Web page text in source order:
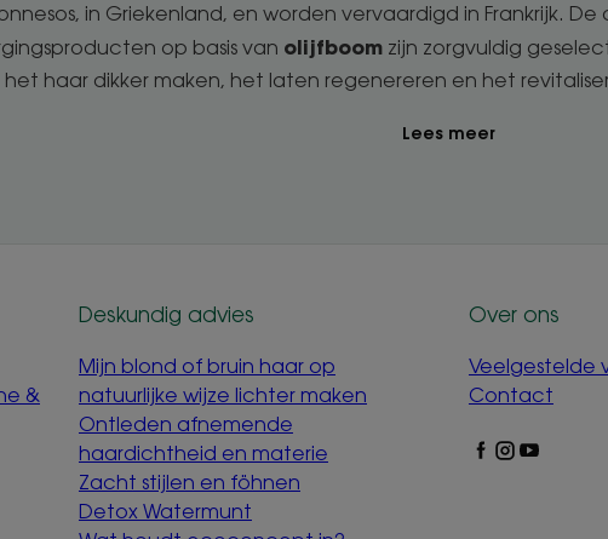
in Griekenland, en worden vervaardigd in Frankrijk.
op basis van olijfboom zijn zorgvuldig
haar dikker maken, het laten regenereren en het
Lees meer
&
Deskundig advies
Mijn blond of bruin haar op
natuurlijke wijze lichter maken
Ontleden afnemende
haardichtheid en materie
Zacht stijlen en föhnen
Detox Watermunt
Over ons
Veelgestelde
Contact